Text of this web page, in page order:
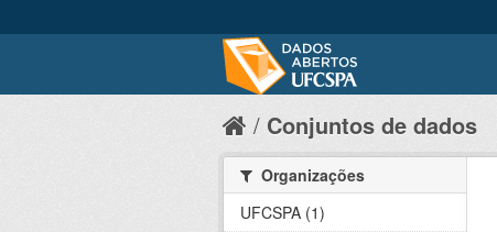
Conjuntos de dados
Organizações
UFCSPA (1)